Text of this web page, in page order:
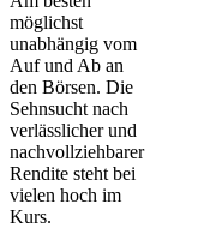
möglichst
unabhängig vom
Auf und Ab an
den Börsen. Die
Sehnsucht nach
verlässlicher und
nachvollziehbarer
Rendite steht bei
vielen hoch im
Kurs.